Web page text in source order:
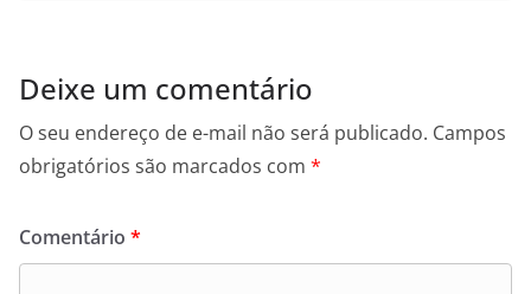
Deixe um comentário
O seu endereço de e-mail não será publicado. Campos
obrigatórios são marcados com *
Comentário *